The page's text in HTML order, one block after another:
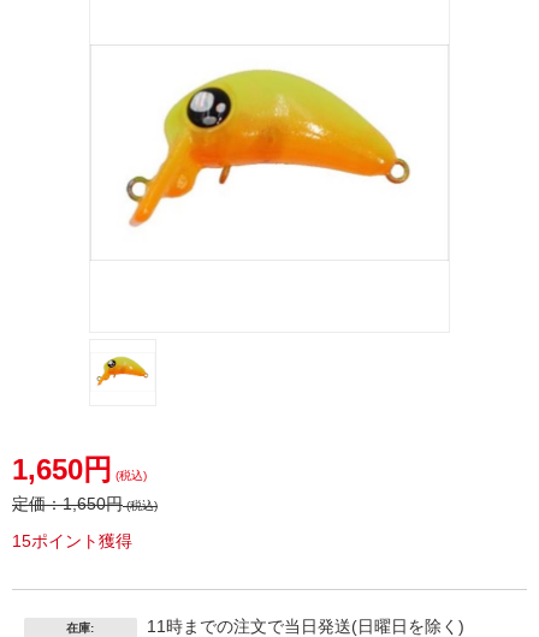
1,650円 (税込)
定価：1,650円(税込)
15ポイント獲得
在庫: 11時までの注文で当日発送(日曜日を除く)